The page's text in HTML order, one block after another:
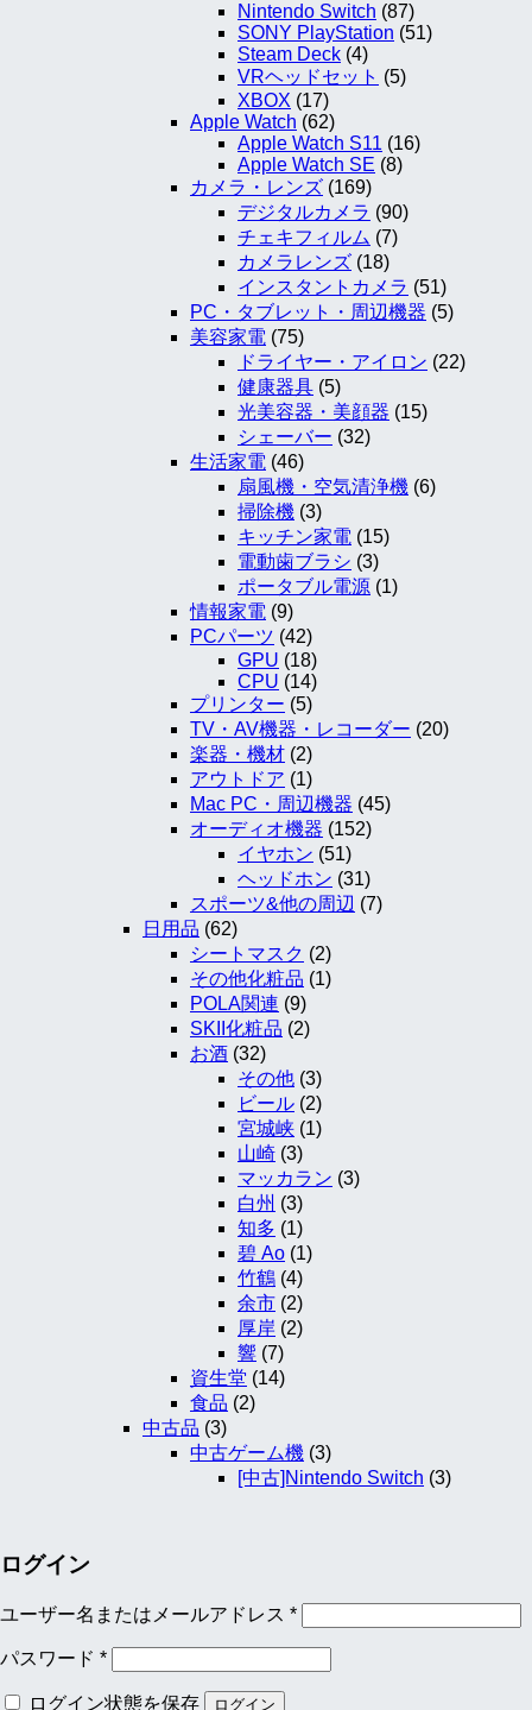
Nintendo Switch (87)
SONY PlayStation (51)
Steam Deck (4)
VRヘッドセット (5)
XBOX (17)
Apple Watch (62)
Apple Watch S11 (16)
Apple Watch SE (8)
カメラ・レンズ (169)
デジタルカメラ (90)
チェキフィルム (7)
カメラレンズ (18)
インスタントカメラ (51)
PC・タブレット・周辺機器 (5)
美容家電 (75)
ドライヤー・アイロン (22)
健康器具 (5)
光美容器・美顔器 (15)
シェーバー (32)
生活家電 (46)
扇風機・空気清浄機 (6)
掃除機 (3)
キッチン家電 (15)
電動歯ブラシ (3)
ポータブル電源 (1)
情報家電 (9)
PCパーツ (42)
GPU (18)
CPU (14)
プリンター (5)
TV・AV機器・レコーダー (20)
楽器・機材 (2)
アウトドア (1)
Mac PC・周辺機器 (45)
オーディオ機器 (152)
イヤホン (51)
ヘッドホン (31)
スポーツ&他の周辺 (7)
日用品 (62)
シートマスク (2)
その他化粧品 (1)
POLA関連 (9)
SKII化粧品 (2)
お酒 (32)
その他 (3)
ビール (2)
宮城峡 (1)
山崎 (3)
マッカラン (3)
白州 (3)
知多 (1)
碧 Ao (1)
竹鶴 (4)
余市 (2)
厚岸 (2)
響 (7)
資生堂 (14)
食品 (2)
中古品 (3)
中古ゲーム機 (3)
[中古]Nintendo Switch (3)
ログイン
ユーザー名またはメールアドレス *
パスワード *
ログイン状態を保存 ログイン